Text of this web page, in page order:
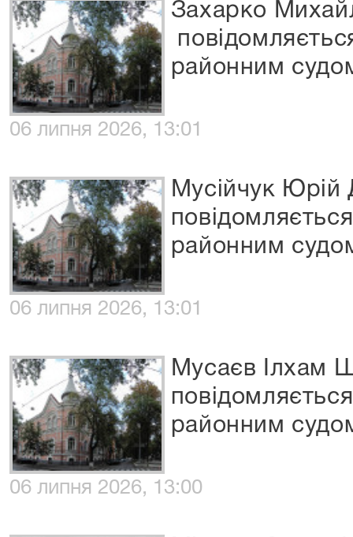
Захарко
районним
06 липня 2026, 13:01
Мусійчук Юрій
районним
06 липня 2026, 13:01
Мусаєв Ілхам
районним
06 липня 2026, 13:00